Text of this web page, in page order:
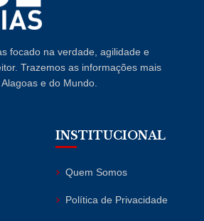
focado na verdade, agilidade e
Trazemos as informações mais
e do Mundo.
INSTITUCIONAL
Quem Somos
Política de Privacidade